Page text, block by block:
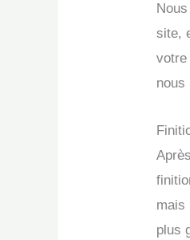
site,
votre
nous
mais
plus